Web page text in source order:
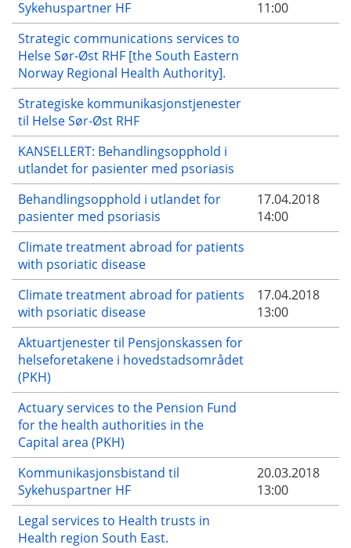
Sykehuspartner HF
11:00
Strategic communications services to
Helse Sør-Øst RHF [the South Eastern
Norway Regional Health Authority].
Strategiske kommunikasjonstjenester
til Helse Sør-Øst RHF
KANSELLERT: Behandlingsopphold i
utlandet for pasienter med psoriasis
Behandlingsopphold i utlandet for
pasienter med psoriasis
17.04.2018
14:00
Climate treatment abroad for patients
with psoriatic disease
Climate treatment abroad for patients
with psoriatic disease
17.04.2018
13:00
Aktuartjenester til Pensjonskassen for
helseforetakene i hovedstadsområdet
(PKH)
Actuary services to the Pension Fund
for the health authorities in the
Capital area (PKH)
Kommunikasjonsbistand til
Sykehuspartner HF
20.03.2018
13:00
Legal services to Health trusts in
Health region South East.